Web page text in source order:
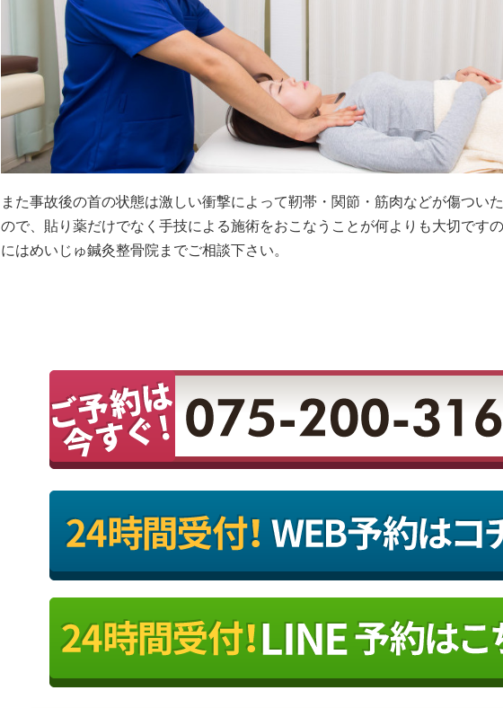
また事故後の首の状態は激しい衝撃によって靭帯・関節・筋肉などが傷つい
ので、貼り薬だけでなく手技による施術をおこなうことが何よりも大切です
にはめいじゅ鍼灸整骨院までご相談下さい。